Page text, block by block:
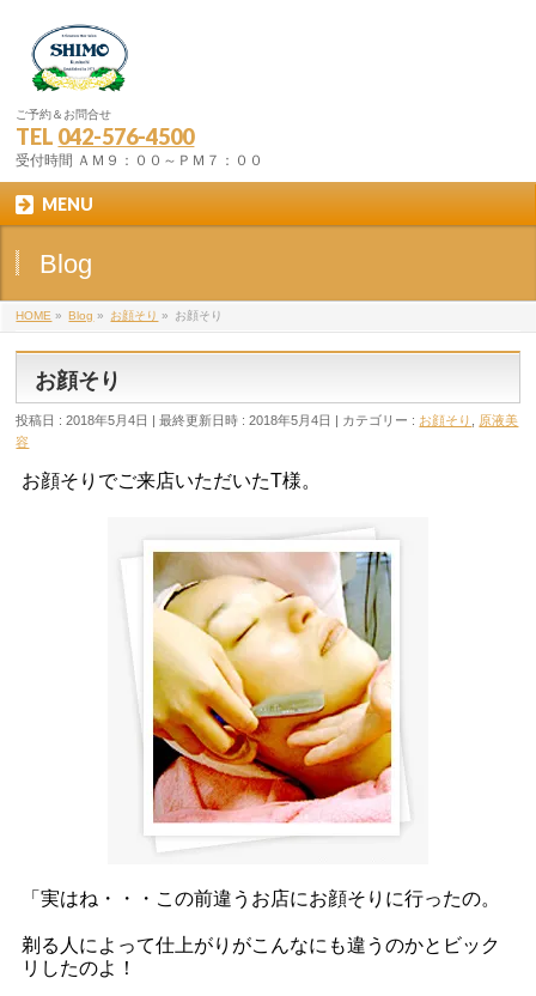
ご予約＆お問合せ
TEL 042-576-4500
受付時間 ＡＭ９：００～ＰＭ７：００
MENU
Blog
HOME » Blog » お顔そり » お顔そり
お顔そり
投稿日 : 2018年5月4日 最終更新日時 : 2018年5月4日 カテゴリー : お顔そり
原液美
容
お顔そりでご来店いただいたT様。
「実はね・・・この前違うお店にお顔そりに行ったの。
剃る人によって仕上がりがこんなにも違うのかとビック
リしたのよ！